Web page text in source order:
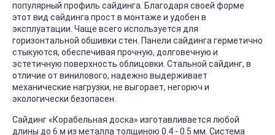
популярный профиль сайдинга. Благодаря своей форме
этот вид сайдинга прост в монтаже и удобен в
эксплуатации. Чаще всего используется для
горизонтальной обшивки стен. Панели сайдинга герметично
стыкуются, обеспечивая прочную, долговечную и
эстетичную поверхность облицовки. Стальной сайдинг, в
отличие от винилового, надежно выдерживает
механические нагрузки, не выгорает, негорюч и
экологически безопасен.
Сайдинг «Корабельная доска» изготавливается любой
длины до 6 м из металла толщиною 0.4 - 0.5 мм. Система